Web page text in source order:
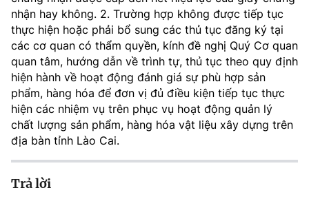
nhận hay không. 2. Trường hợp không được tiếp tục
thực hiện hoặc phải bổ sung các thủ tục đăng ký tại
các cơ quan có thẩm quyền, kính đề nghị Quý Cơ quan
quan tâm, hướng dẫn về trình tự, thủ tục theo quy định
hiện hành về hoạt động đánh giá sự phù hợp sản
phẩm, hàng hóa để đơn vị đủ điều kiện tiếp tục thực
hiện các nhiệm vụ trên phục vụ hoạt động quản lý
chất lượng sản phẩm, hàng hóa vật liệu xây dựng trên
địa bàn tỉnh Lào Cai.
Trả lời